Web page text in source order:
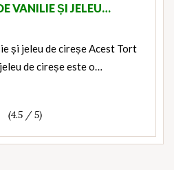
VANILIE ȘI JELEU…
și jeleu de cireșe Acest Tort
de cireșe este o…
(4.5 / 5)